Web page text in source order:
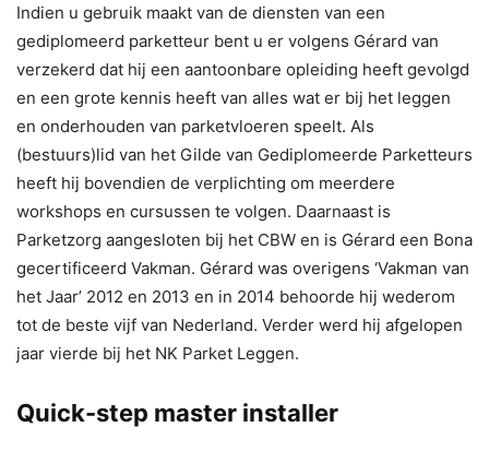
Indien u gebruik maakt van de diensten van een
gediplomeerd parketteur bent u er volgens Gérard van
verzekerd dat hij een aantoonbare opleiding heeft gevolgd
en een grote kennis heeft van alles wat er bij het leggen
en onderhouden van parketvloeren speelt. Als
(bestuurs)lid van het Gilde van Gediplomeerde Parketteurs
heeft hij bovendien de verplichting om meerdere
workshops en cursussen te volgen. Daarnaast is
Parketzorg aangesloten bij het CBW en is Gérard een Bona
gecertificeerd Vakman. Gérard was overigens ‘Vakman van
het Jaar’ 2012 en 2013 en in 2014 behoorde hij wederom
tot de beste vijf van Nederland. Verder werd hij afgelopen
jaar vierde bij het NK Parket Leggen.
Quick-step master installer